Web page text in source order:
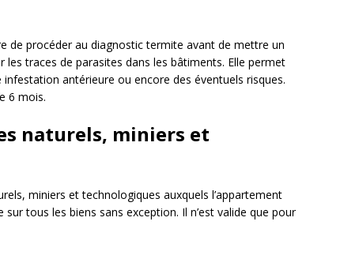
de procéder au diagnostic termite avant de mettre un
traces de parasites dans les bâtiments. Elle permet
antérieure ou encore des éventuels risques.
6 mois.
naturels, miniers et
miniers et technologiques auxquels l’appartement
tous les biens sans exception. Il n’est valide que pour